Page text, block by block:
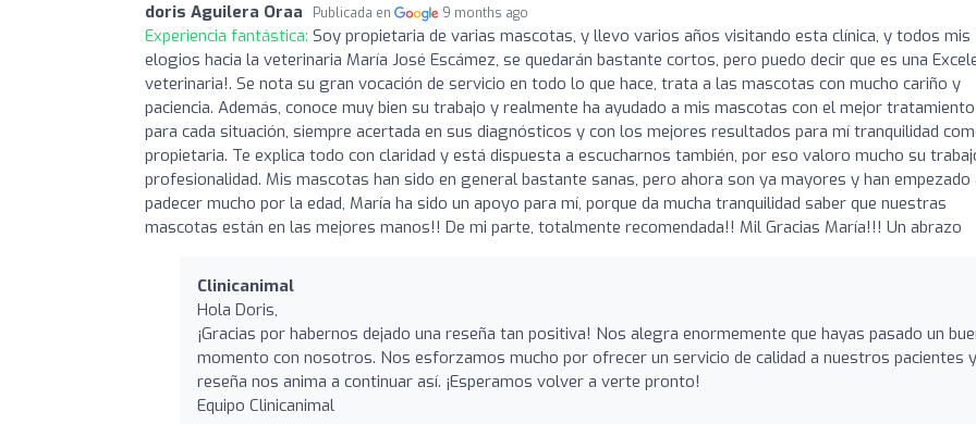
doris Aguilera Oraa Publicada en 9 months ago
Experiencia fantástica: Soy propietaria de varias mascotas, y llevo varios años visitando esta clínica, y todos mis
elogios hacia la veterinaria María José Escámez, se quedarán bastante cortos, pero puedo decir que es una
veterinaria!. Se nota su gran vocación de servicio en todo lo que hace, trata a las mascotas con mucho cariño y
paciencia. Además, conoce muy bien su trabajo y realmente ha ayudado a mis mascotas con el mejor tratamiento
para cada situación, siempre acertada en sus diagnósticos y con los mejores resultados para mí tranquilidad
propietaria. Te explica todo con claridad y está dispuesta a escucharnos también, por eso valoro mucho su
profesionalidad. Mis mascotas han sido en general bastante sanas, pero ahora son ya mayores y han empezado
padecer mucho por la edad, María ha sido un apoyo para mí, porque da mucha tranquilidad saber que nuestras
mascotas están en las mejores manos!! De mi parte, totalmente recomendada!! Mil Gracias María!!! Un abrazo
Clinicanimal
Hola Doris,
¡Gracias por habernos dejado una reseña tan positiva! Nos alegra enormemente que hayas pasado un
momento con nosotros. Nos esforzamos mucho por ofrecer un servicio de calidad a nuestros pacientes
reseña nos anima a continuar así. ¡Esperamos volver a verte pronto!
Equipo Clinicanimal